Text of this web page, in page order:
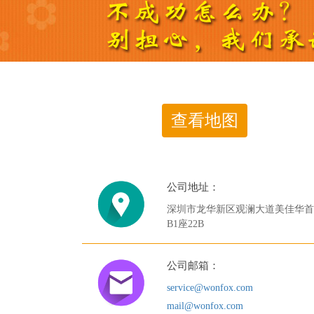
查看地图
公司地址：
深圳市龙华新区观澜大道美佳华
B1座22B
公司邮箱：
service@wonfox.com
mail@wonfox.com